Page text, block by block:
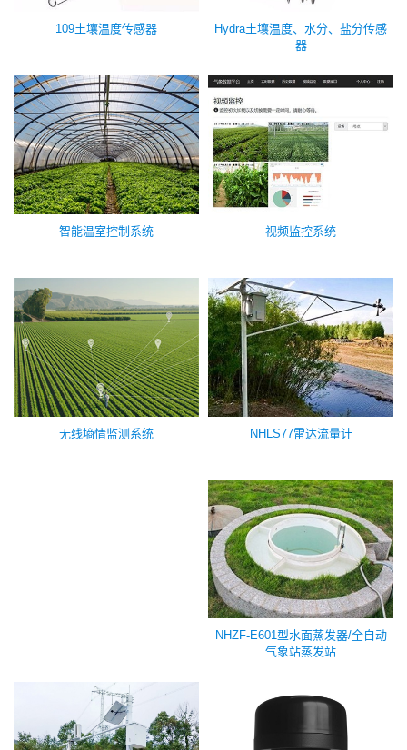
109土壤温度传感器
Hydra土壤温度、水分、盐分传感
器
智能温室控制系统 视频监控系统
无线墒情监测系统 NHLS77雷达流量计
NHZF-E601型水面蒸发器/全自动
气象站蒸发站